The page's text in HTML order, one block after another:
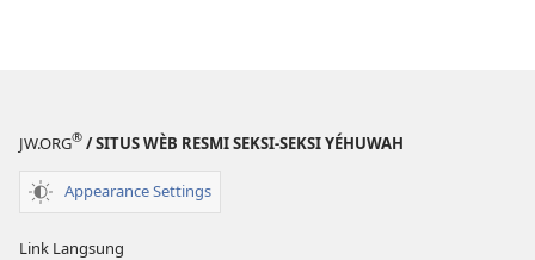
JW.ORG® / SITUS WÈB RESMI SEKSI-SEKSI YÉHUWAH
Appearance Settings
Link Langsung